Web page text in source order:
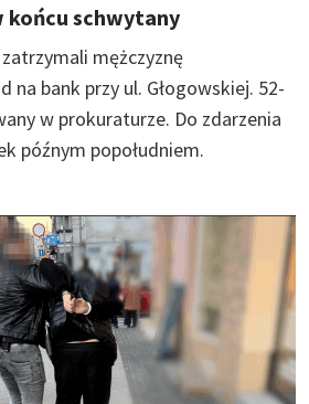
końcu schwytany
mężczyznę
na bank przy ul. Głogowskiej. 52-
w prokuraturze. Do zdarzenia
późnym popołudniem.